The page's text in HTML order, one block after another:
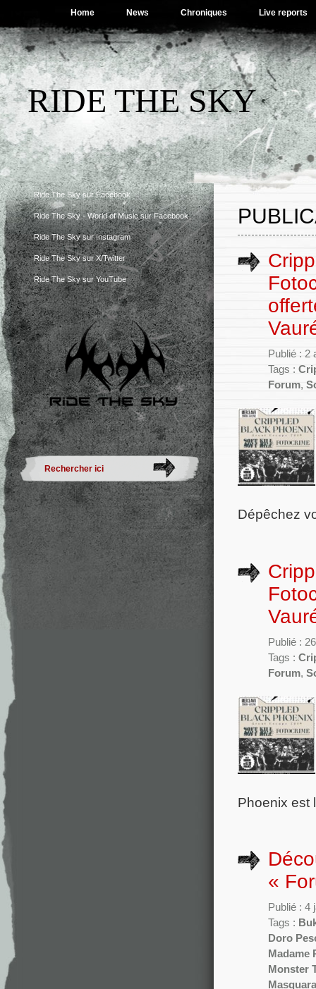
Home News Chroniques Live reports
RIDE THE SKY
Ride The Sky sur Facebook
Ride The Sky - World of Music sur Facebook
Ride The Sky sur Instagram
Ride The Sky sur X/Twitter
Ride The Sky sur YouTube
Publié : 2
Tags :
Forum,
Dépêchez
Publié :
Tags :
Forum,
Phoenix est
«
Publié : 4
Tags :
Doro
Madame
Monster